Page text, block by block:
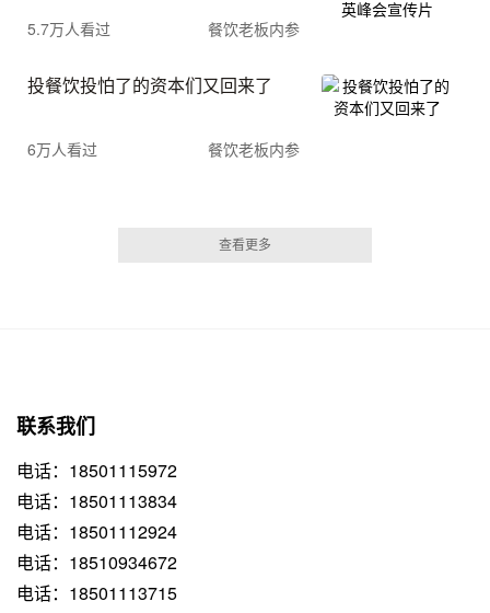
5.7万人看过 餐饮老板内参
投餐饮投怕了的资本们又回来了
6万人看过 餐饮老板内参
查看更多
联系我们
电话：18501115972
电话：18501113834
电话：18501112924
电话：18510934672
电话：18501113715